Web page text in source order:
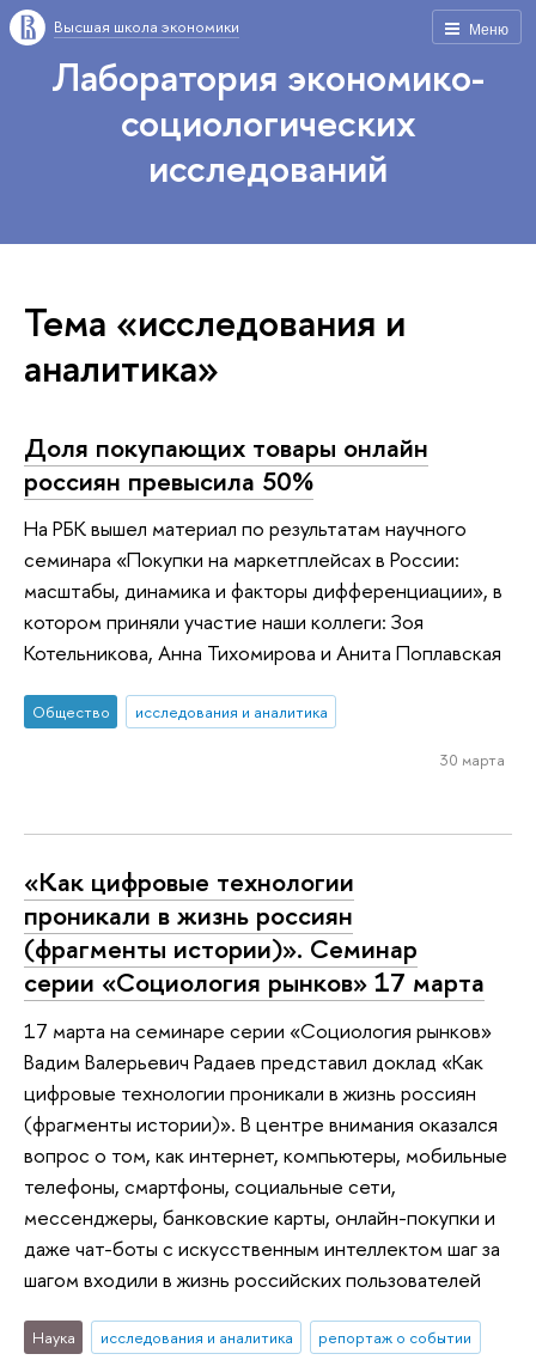
Меню
Высшая школа экономики
Лаборатория экономико-
социологических
исследований
Тема «исследования и
аналитика»
Доля покупающих товары онлайн
россиян превысила 50%
На РБК вышел материал по результатам научного
семинара «Покупки на маркетплейсах в России:
масштабы, динамика и факторы дифференциации», в
котором приняли участие наши коллеги: Зоя
Котельникова, Анна Тихомирова и Анита Поплавская
Общество исследования и аналитика
30 марта
«Как цифровые технологии
проникали в жизнь россиян
(фрагменты истории)». Семинар
серии «Социология рынков» 17 марта
17 марта на семинаре серии «Социология рынков»
Вадим Валерьевич Радаев представил доклад «Как
цифровые технологии проникали в жизнь россиян
(фрагменты истории)». В центре внимания оказался
вопрос о том, как интернет, компьютеры, мобильные
телефоны, смартфоны, социальные сети,
мессенджеры, банковские карты, онлайн-покупки и
даже чат-боты с искусственным интеллектом шаг за
шагом входили в жизнь российских пользователей
Наука исследования и аналитика репортаж о событии